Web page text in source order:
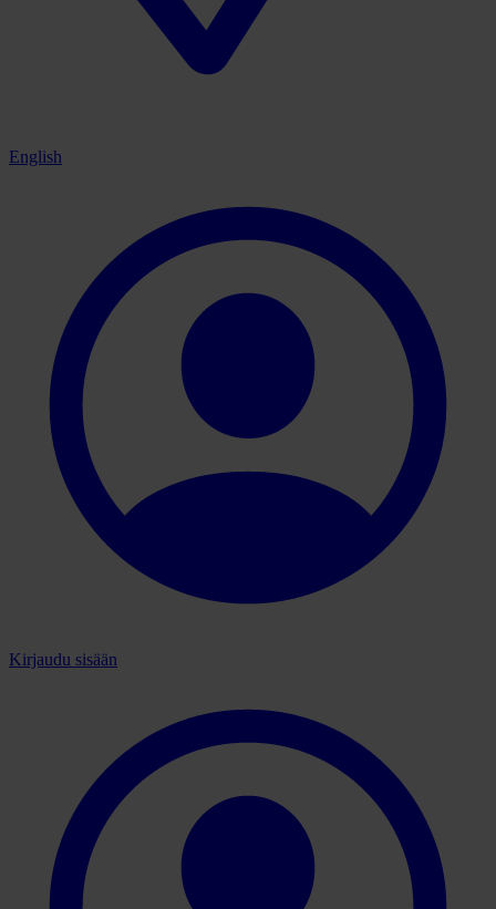
English
Kirjaudu sisään